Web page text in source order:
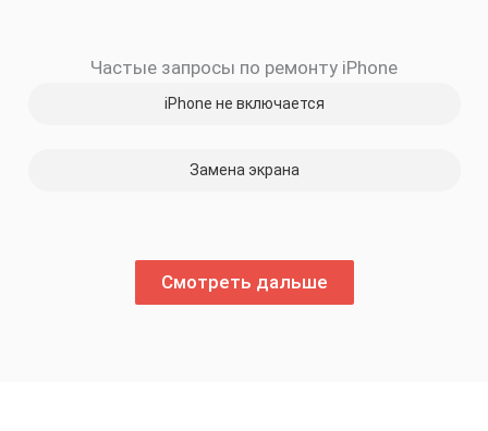
Частые запросы по ремонту iPhone
iPhone не включается
Замена экрана
Смотреть дальше